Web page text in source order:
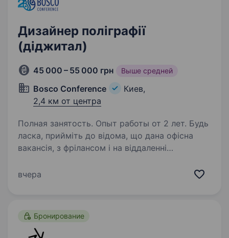
Дизайнер поліграфії
(діджитал)
45 000 – 55 000 грн Выше средней
Bosco Conference
Киев,
2,4 км от центра
Полная занятость. Опыт работы от 2 лет. Будь
ласка, прийміть до відома, що дана офісна
вакансія, з фрілансом і на віддаленні
історією успіху в організації міжнародних
вчера
Бронирование